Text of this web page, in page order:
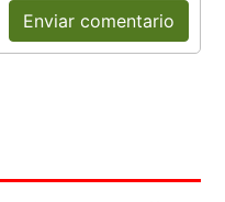
Enviar comentario